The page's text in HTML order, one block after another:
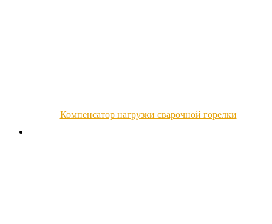
Компенсатор нагрузки сварочной горелки